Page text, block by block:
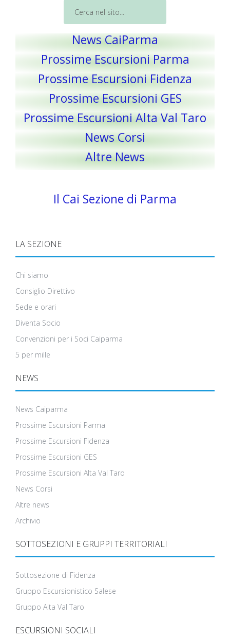
News CaiParma
Prossime Escursioni Parma
Prossime Escursioni Fidenza
Prossime Escursioni GES
Prossime Escursioni Alta Val Taro
News Corsi
Altre News
Il Cai Sezione di Parma
LA SEZIONE
Chi siamo
Consiglio Direttivo
Sede e orari
Diventa Socio
Convenzioni per i Soci Caiparma
5 per mille
NEWS
News Caiparma
Prossime Escursioni Parma
Prossime Escursioni Fidenza
Prossime Escursioni GES
Prossime Escursioni Alta Val Taro
News Corsi
Altre news
Archivio
SOTTOSEZIONI E GRUPPI TERRITORIALI
Sottosezione di Fidenza
Gruppo Escursionistico Salese
Gruppo Alta Val Taro
ESCURSIONI SOCIALI